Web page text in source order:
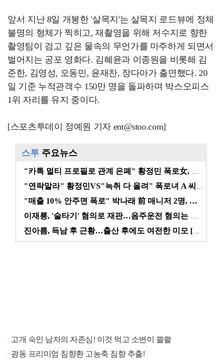
앞서 지난 8일 개봉한 '살목지'는 살목지 로드뷰에 정체
불명의 형체가 찍히고, 재촬영을 위해 저수지로 향한
촬영팀이 검고 깊은 물속의 무언가를 마주하게 되면서
벌어지는 공포 영화다. 김혜윤과 이종원을 비롯해 김
준한, 김영성, 오동민, 윤재찬, 장다아가 출연했다. 20
일 기준 누적관객수 150만 명을 돌파하며 박스오피스
1위 자리를 유지 중이다.
[스포츠투데이 정예원 기자 ent@stoo.com]
스투 주요뉴스
"매출 10% 안주면 폭로" 박나래 前 매니저 2명, …